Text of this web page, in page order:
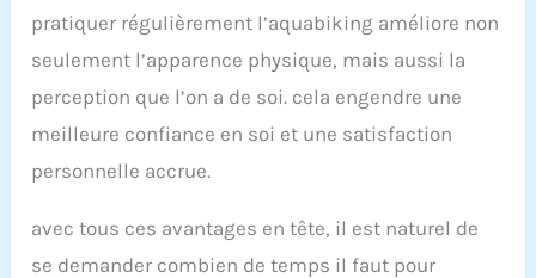
pratiquer régulièrement l’aquabiking améliore non
seulement l’apparence physique, mais aussi la
perception que l’on a de soi. cela engendre une
meilleure confiance en soi et une satisfaction
personnelle accrue.
avec tous ces avantages en tête, il est naturel de
se demander combien de temps il faut pour